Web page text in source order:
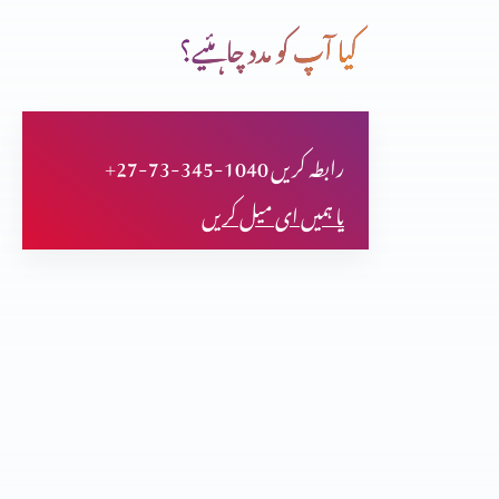
بیچینی فکر اور اطمینان
نیا مخلوق کون؟
کیا آپ کو مدد چاہئیے؟
+27-73-345-1040 رابطہ کریں
یا ہمیں ای میل کریں